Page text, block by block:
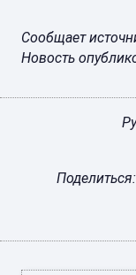
Сообщает
Новость
Поделиться: